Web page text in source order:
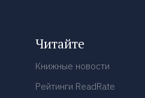
Читайте
Книжные новости
Рейтинги ReadRate